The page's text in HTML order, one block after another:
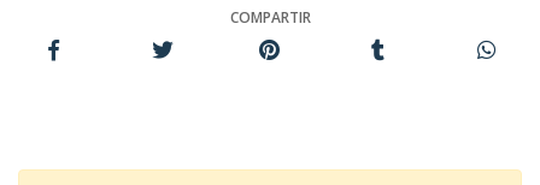
COMPARTIR